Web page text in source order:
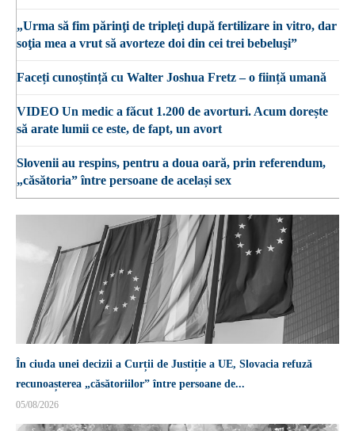
În ciuda unei decizii a Curții de Justiție a UE, Slovacia refuză
recunoașterea „căsătoriilor” între persoane de...
05/08/2026
„Urma să fim părinţi de tripleţi după fertilizare in vitro, dar
soţia mea a vrut să avorteze doi din cei trei bebeluşi”
Faceți cunoștință cu Walter Joshua Fretz – o ființă umană
VIDEO Un medic a făcut 1.200 de avorturi. Acum dorește
să arate lumii ce este, de fapt, un avort
Slovenii au respins, pentru a doua oară, prin referendum,
„căsătoria” între persoane de același sex